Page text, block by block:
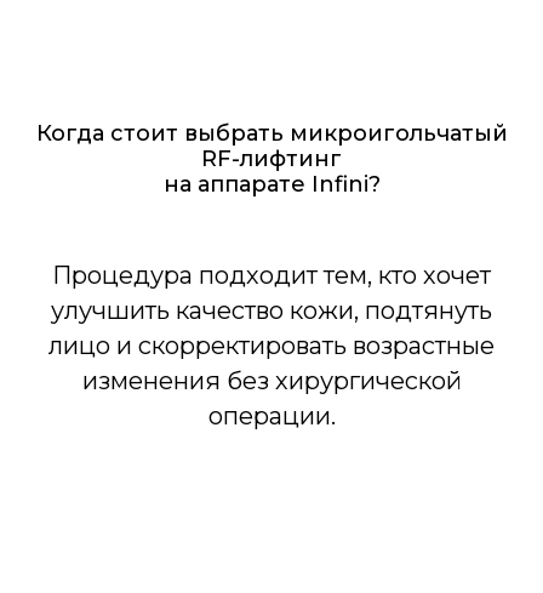
Когда стоит выбрать микроигольчатый
RF-лифтинг
на аппарате Infini?
Процедура подходит тем, кто хочет
улучшить качество кожи, подтянуть
лицо и скорректировать возрастные
изменения без хирургической
операции.